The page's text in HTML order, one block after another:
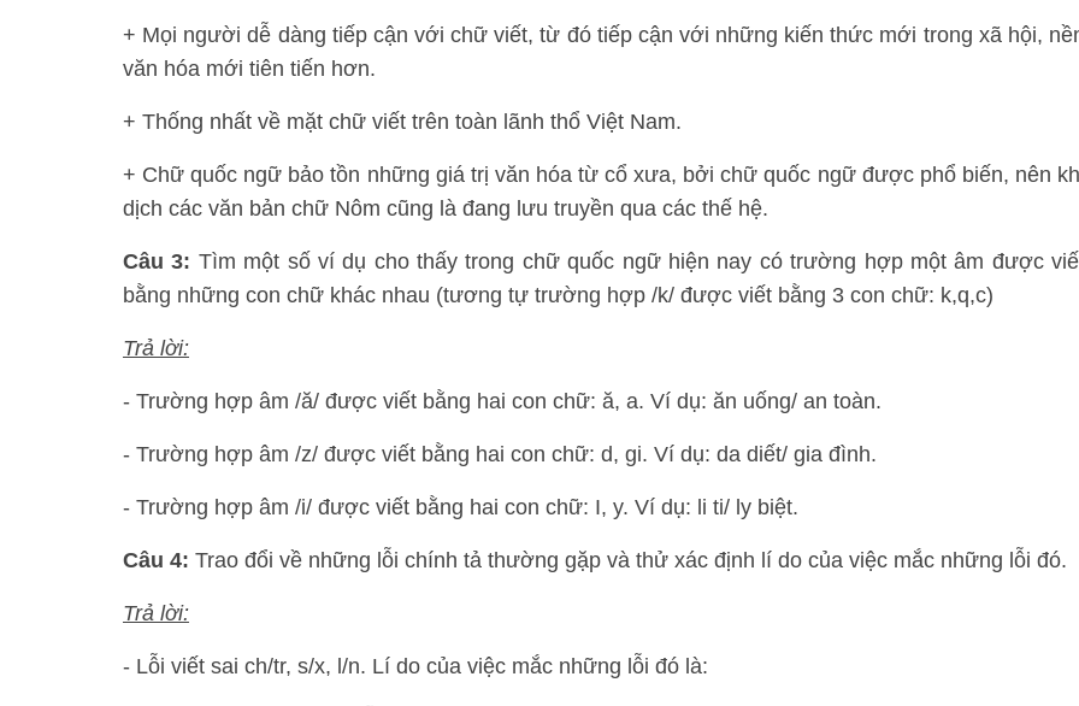
+ Mọi người dễ dàng tiếp cận với chữ viết, từ đó tiếp cận với những kiến thức mới trong xã hội,
văn hóa mới tiên tiến hơn.
+ Thống nhất về mặt chữ viết trên toàn lãnh thổ Việt Nam.
+ Chữ quốc ngữ bảo tồn những giá trị văn hóa từ cổ xưa, bởi chữ quốc ngữ được phổ biến, nên
dịch các văn bản chữ Nôm cũng là đang lưu truyền qua các thế hệ.
Câu 3: Tìm một số ví dụ cho thấy trong chữ quốc ngữ hiện nay có trường hợp một âm được
bằng những con chữ khác nhau (tương tự trường hợp /k/ được viết bằng 3 con chữ: k,q,c)
Trả lời:
- Trường hợp âm /ă/ được viết bằng hai con chữ: ă, a. Ví dụ: ăn uống/ an toàn.
- Trường hợp âm /z/ được viết bằng hai con chữ: d, gi. Ví dụ: da diết/ gia đình.
- Trường hợp âm /i/ được viết bằng hai con chữ: I, y. Ví dụ: li ti/ ly biệt.
Câu 4: Trao đổi về những lỗi chính tả thường gặp và thử xác định lí do của việc mắc những lỗi đó.
Trả lời:
- Lỗi viết sai ch/tr, s/x, l/n. Lí do của việc mắc những lỗi đó là: